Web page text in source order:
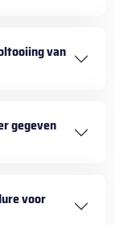
van
gegeven
voor